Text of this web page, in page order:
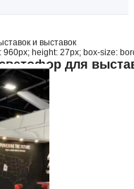
и выставок
height: 27px; box-size:
для